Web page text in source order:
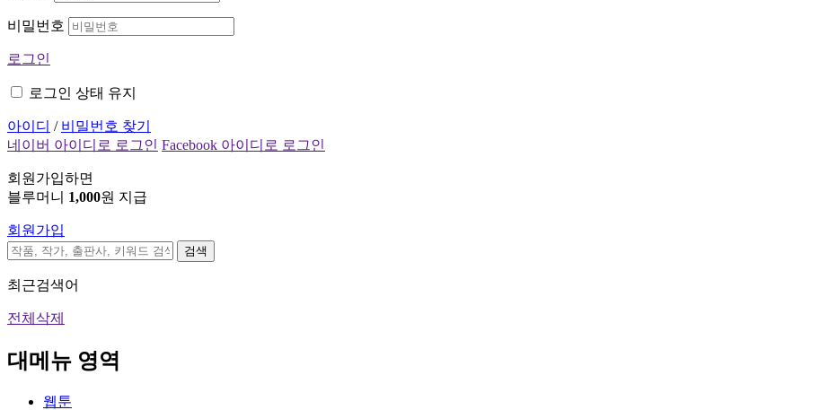
비밀번호
로그인
로그인 상태 유지
아이디 / 비밀번호 찾기
네이버 아이디로 로그인 Facebook 아이디로 로그인
회원가입하면
블루머니 1,000원 지급
회원가입
검색
최근검색어
전체삭제
대메뉴 영역
웹툰